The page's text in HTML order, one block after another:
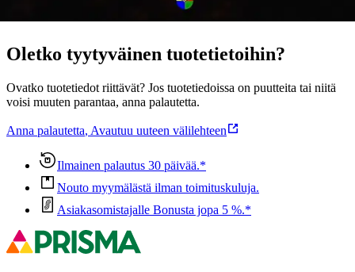
Oletko tyytyväinen tuotetietoihin?
Ovatko tuotetiedot riittävät? Jos tuotetiedoissa on puutteita tai niitä
voisi muuten parantaa, anna palautetta.
Anna palautetta, Avautuu uuteen välilehteen
Ilmainen palautus 30 päivää.*
Nouto myymälästä ilman toimituskuluja.
Asiakasomistajalle Bonusta jopa 5 %.*